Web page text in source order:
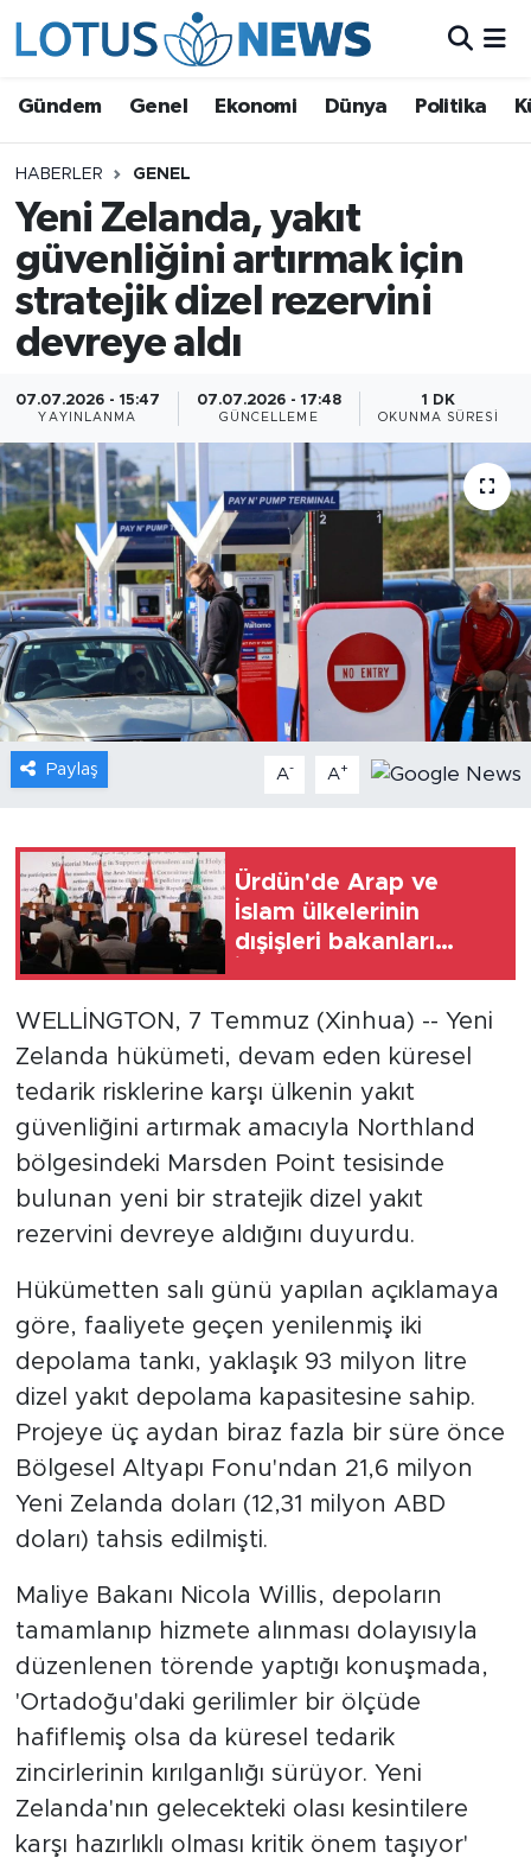
Gündem Genel Ekonomi Dünya Politika
HABERLER GENEL
Yeni Zelanda, yakıt
güvenliğini artırmak için
stratejik dizel rezervini
devreye aldı
07.07.2026 - 15:47
YAYINLANMA
07.07.2026 - 17:48
GÜNCELLEME
1 DK
OKUNMA SÜRESI
Paylaş A- A+
Ürdün'de Arap ve
İslam ülkelerinin
dışişleri bakanları
WELLİNGTON, 7 Temmuz (Xinhua) -- Yeni
Zelanda hükümeti, devam eden küresel
tedarik risklerine karşı ülkenin yakıt
güvenliğini artırmak amacıyla Northland
bölgesindeki Marsden Point tesisinde
bulunan yeni bir stratejik dizel yakıt
rezervini devreye aldığını duyurdu.
Hükümetten salı günü yapılan açıklamaya
göre, faaliyete geçen yenilenmiş iki
depolama tankı, yaklaşık 93 milyon litre
dizel yakıt depolama kapasitesine sahip.
Projeye üç aydan biraz fazla bir süre önce
Bölgesel Altyapı Fonu'ndan 21,6 milyon
Yeni Zelanda doları (12,31 milyon ABD
doları) tahsis edilmişti.
Maliye Bakanı Nicola Willis, depoların
tamamlanıp hizmete alınması dolayısıyla
düzenlenen törende yaptığı konuşmada,
'Ortadoğu'daki gerilimler bir ölçüde
hafiflemiş olsa da küresel tedarik
zincirlerinin kırılganlığı sürüyor. Yeni
Zelanda'nın gelecekteki olası kesintilere
karşı hazırlıklı olması kritik önem taşıyor'
Ekonomi
Dünya
Politika
Kültür - Sanat ve Tarih
Yaşam
Bilim ve Teknoloji
Çin Fuarları
Gündem
Video
Sağlık
Foto Haber
Xinhua Türkiye
Seyahat